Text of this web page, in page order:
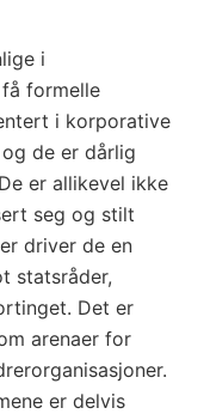
i
formelle
i korporative
de er dårlig
er allikevel ikke
seg og stilt
driver de en
statsråder,
Det er
arenaer for
er delvis